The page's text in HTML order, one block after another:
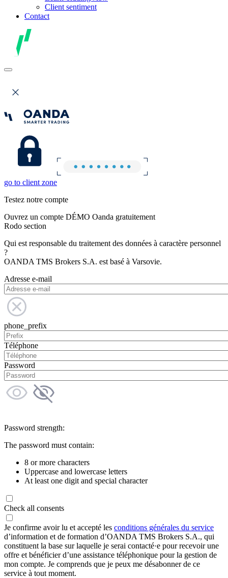
Client sentiment
Contact
go to client zone
Testez notre compte
Ouvrez un compte DÉMO Oanda gratuitement
Rodo section
Qui est responsable du traitement des données à caractère personnel
?
OANDA TMS Brokers S.A. est basé à Varsovie.
Adresse e-mail
phone_prefix
Téléphone
Password
Password strength:
The password must contain:
8 or more characters
Uppercase and lowercase letters
At least one digit and special character
Check all consents
Je confirme avoir lu et accepté les conditions générales du service
d’information et de formation d’OANDA TMS Brokers S.A., qui
constituent la base sur laquelle je serai contacté·e pour recevoir une
offre et bénéficier d’une assistance téléphonique pour la gestion de
mon compte. Je comprends que je peux me désabonner de ce
service à tout moment.